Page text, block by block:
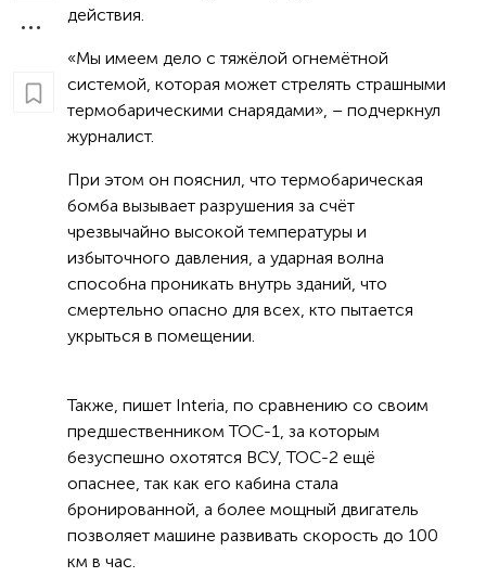
действия.
«Мы имеем дело с тяжёлой огнемётной
системой, которая может стрелять страшными
термобарическими снарядами», – подчеркнул
журналист.
При этом он пояснил, что термобарическая
бомба вызывает разрушения за счёт
чрезвычайно высокой температуры и
избыточного давления, а ударная волна
способна проникать внутрь зданий, что
смертельно опасно для всех, кто пытается
укрыться в помещении.
Также, пишет Interia, по сравнению со своим
предшественником ТОС-1, за которым
безуспешно охотятся ВСУ, ТОС-2 ещё
опаснее, так как его кабина стала
бронированной, а более мощный двигатель
позволяет машине развивать скорость до 100
км в час.